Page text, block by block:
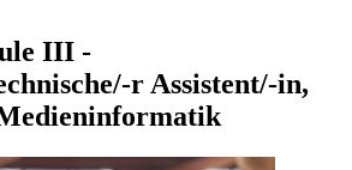
III -
r Assistent/-in,